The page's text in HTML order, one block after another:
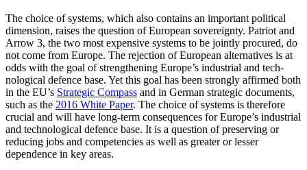
The choice of systems, which also contains an important political
dimension, raises the question of European sovereignty. Patriot and
Arrow 3, the two most expensive sys­tems to be jointly procured, do
not come from Europe. The rejection of European alternatives is at
odds with the goal of strengthening Europe’s industrial and tech­
nological defence base. Yet this goal has been strongly affirmed both
in the EU’s Stra­tegic Compass and in German strategic documents,
such as the 2016 White Paper. The choice of systems is therefore
crucial and will have long-term consequences for Europe’s industrial
and technological defence base. It is a question of preserving or
reducing jobs and competencies as well as greater or lesser
dependence in key areas.